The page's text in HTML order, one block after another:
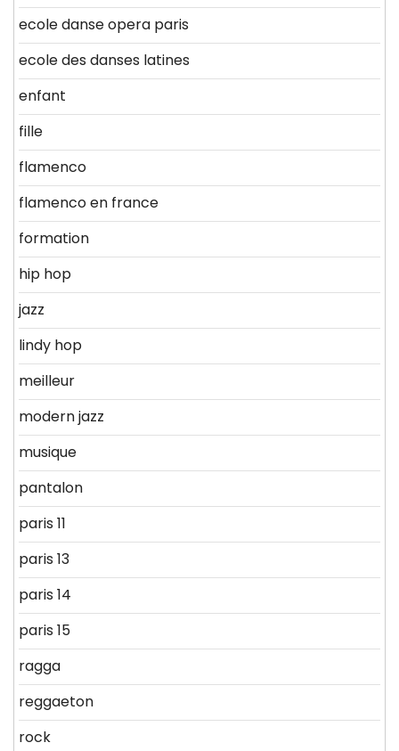
ecole danse opera paris
ecole des danses latines
enfant
fille
flamenco
flamenco en france
formation
hip hop
jazz
lindy hop
meilleur
modern jazz
musique
pantalon
paris 11
paris 13
paris 14
paris 15
ragga
reggaeton
rock